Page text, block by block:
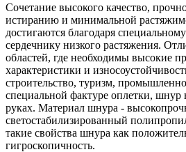
Сочетание высокого качество,
истиранию и минимальной
достигаются благодаря
сердечнику низкого растяжения.
областей, где необходимы высокие
характеристики и
строительство, туризм,
специальной фактуре оплетки, шнур
руках. Материал шнура -
светостабилизированный
такие свойства шнура как
гигроскопичность.